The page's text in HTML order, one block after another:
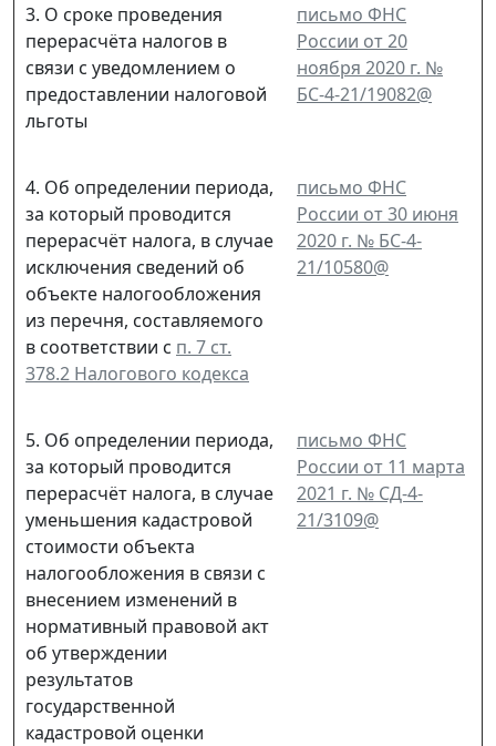
3. О сроке проведения
перерасчёта налогов в
связи с уведомлением о
предоставлении налоговой
льготы
письмо ФНС
России от 20
ноября 2020 г. №
БС-4-21/19082@
4. Об определении периода,
за который проводится
перерасчёт налога, в случае
исключения сведений об
объекте налогообложения
из перечня, составляемого
в соответствии с п. 7 ст.
378.2 Налогового кодекса
письмо ФНС
России от 30 июня
2020 г. № БС-4-
21/10580@
5. Об определении периода,
за который проводится
перерасчёт налога, в случае
уменьшения кадастровой
стоимости объекта
налогообложения в связи с
внесением изменений в
нормативный правовой акт
об утверждении
результатов
государственной
кадастровой оценки
письмо ФНС
России от 11 марта
2021 г. № СД-4-
21/3109@